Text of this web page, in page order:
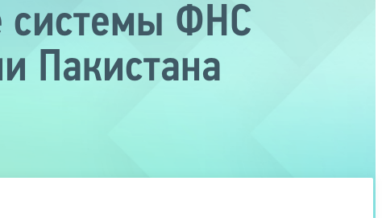
системы ФНС
Пакистана